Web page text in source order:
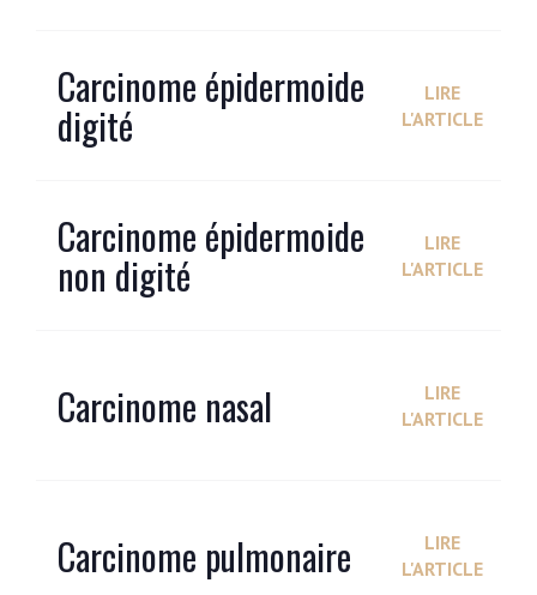
Carcinome épidermoide
digité
LIRE
L'ARTICLE
Carcinome épidermoide
non digité
LIRE
L'ARTICLE
Carcinome nasal
LIRE
L'ARTICLE
Carcinome pulmonaire
LIRE
L'ARTICLE